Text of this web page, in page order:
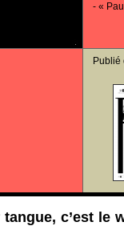
- «
c’est le